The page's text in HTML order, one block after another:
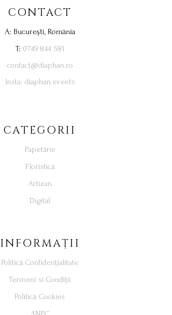
CONTACT
A: București, România
T: 0749 844 581
contact@diaphan.ro
Insta: diaphan.events
CATEGORII
Papetărie
Floristică
Artizan
Digital
INFORMAȚII
Politică Confidențialitate
Termeni si Condiții
Politică Cookies